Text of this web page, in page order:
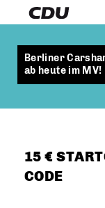
Berliner
ab heute im MV!
15 €
CODE